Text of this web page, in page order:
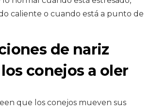
caliente o cuando está a punto de
de nariz
conejos a oler
que los conejos mueven sus